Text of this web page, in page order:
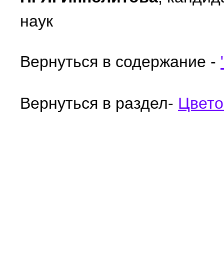
наук
Вернуться в содержание -
Вернуться в раздел-